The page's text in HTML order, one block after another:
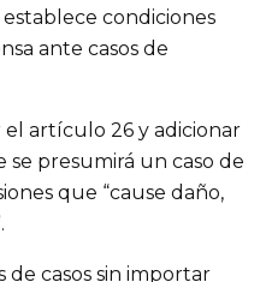
condiciones
ante casos de
artículo 26 y adicionar
presumirá un caso de
que “cause daño,
de casos sin importar